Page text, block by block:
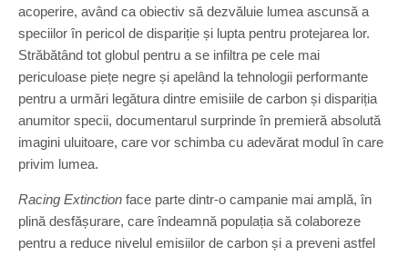
acoperire, având ca obiectiv să dezvăluie lumea ascunsă a
speciilor în pericol de dispariție și lupta pentru protejarea lor.
Străbătând tot globul pentru a se infiltra pe cele mai
periculoase piețe negre și apelând la tehnologii performante
pentru a urmări legătura dintre emisiile de carbon și dispariția
anumitor specii, documentarul surprinde în premieră absolută
imagini uluitoare, care vor schimba cu adevărat modul în care
privim lumea.
Racing Extinction face parte dintr-o campanie mai amplă, în
plină desfășurare, care îndeamnă populația să colaboreze
pentru a reduce nivelul emisiilor de carbon și a preveni astfel